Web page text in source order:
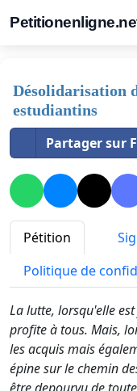
Désolidarisation
estudiantins
Partager sur
Pétition
Politique de
La lutte, lorsqu'elle
profite à tous. Mais,
les acquis mais
épine sur le chemin